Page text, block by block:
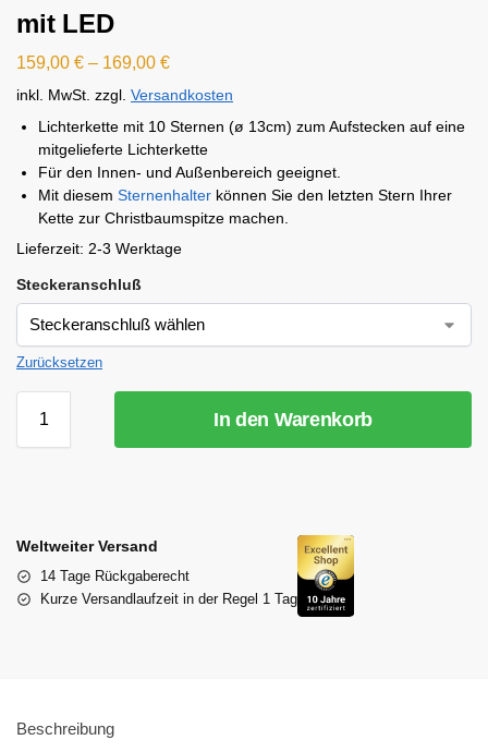
mit LED
159,00 € – 169,00 €
inkl. MwSt. zzgl. Versandkosten
Lichterkette mit 10 Sternen (ø 13cm) zum Aufstecken auf eine
mitgelieferte Lichterkette
Für den Innen- und Außenbereich geeignet.
Mit diesem Sternenhalter können Sie den letzten Stern Ihrer
Kette zur Christbaumspitze machen.
Lieferzeit: 2-3 Werktage
Steckeranschluß
Zurücksetzen
In den Warenkorb
Weltweiter Versand
14 Tage Rückgaberecht
Kurze Versandlaufzeit in der Regel 1 Tag
Beschreibung